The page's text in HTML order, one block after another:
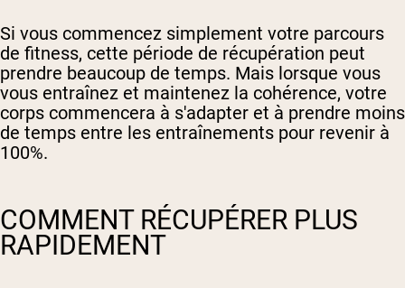
Si vous commencez simplement votre parcours
de fitness, cette période de récupération peut
prendre beaucoup de temps. Mais lorsque vous
vous entraînez et maintenez la cohérence, votre
corps commencera à s'adapter et à prendre moins
de temps entre les entraînements pour revenir à
100%.
COMMENT RÉCUPÉRER PLUS
RAPIDEMENT